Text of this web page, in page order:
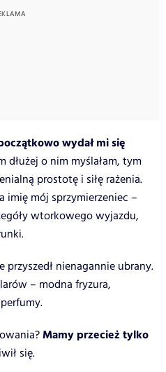
wydał mi się
dłużej o nim myślałam, tym
prostotę i siłę rażenia.
imię mój sprzymierzeniec –
wtorkowego wyjazdu,
przyszedł nienagannie ubrany.
– modna fryzura,
Mamy przecież tylko
się.